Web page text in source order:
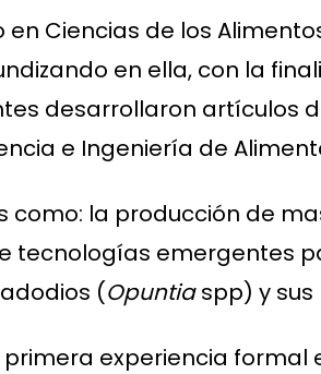
Ciencias de los
en ella, con la
desarrollaron artículos
e Ingeniería de
la producción de
tecnologías emergentes
(Opuntiaspp) y sus
experiencia formal